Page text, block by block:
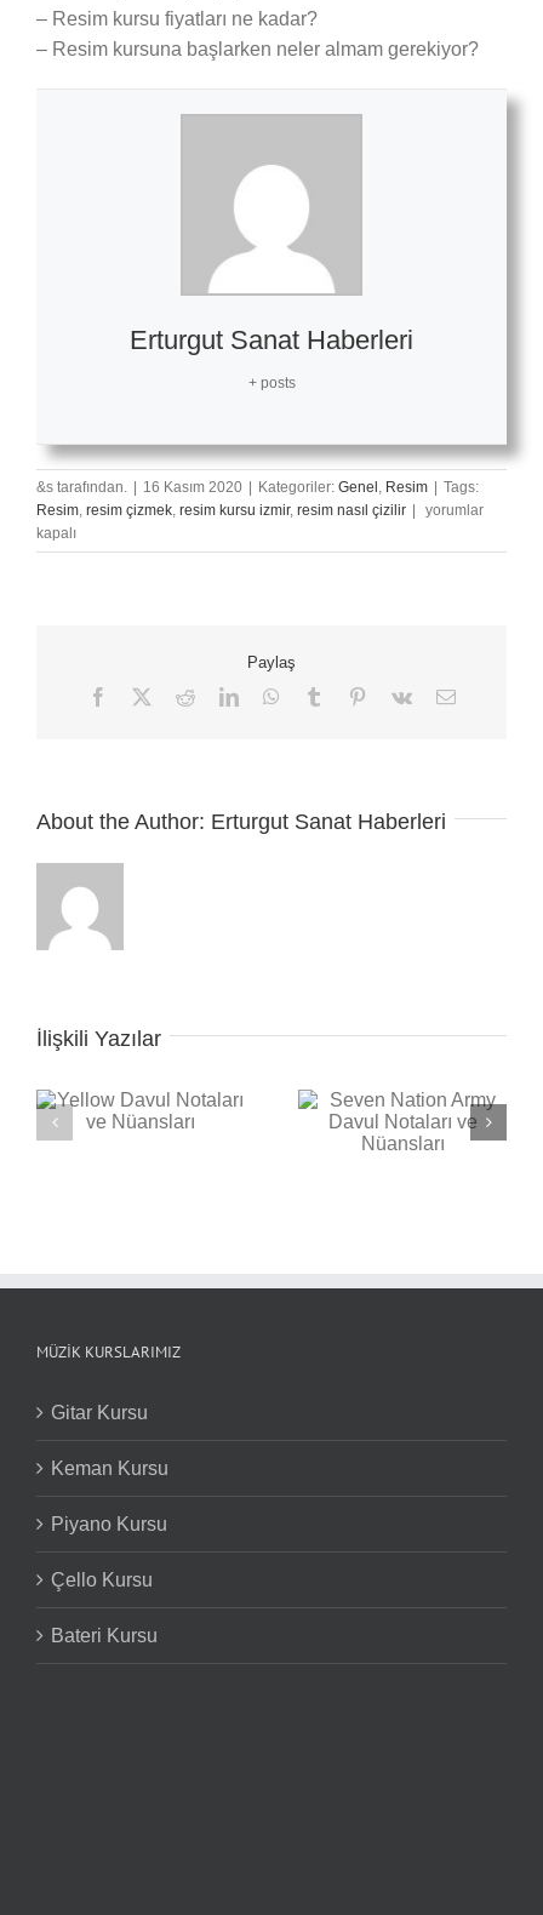
– Resim kursu fiyatları ne kadar?
– Resim kursuna başlarken neler almam gerekiyor?
Erturgut Sanat Haberleri
+ posts
&s tarafından. | 16 Kasım 2020 | Kategoriler: Genel Resim | Tags:
Resim resim çizmek resim kursu izmir, resim nasıl çizilir |
Resimlerle
Tarih
yorumlar
kapalı
Paylaş
Facebook RedditLinkedInWhatsApp
Tumblr Pinterest
Vk
E-
About the Author: Erturgut Sanat Haberleri
İlişkili Yazılar
Seven Nation Army
MÜZIK KURSLARIMIZ
Gitar Kursu
Keman Kursu
Piyano Kursu
Çello Kursu
Bateri Kursu